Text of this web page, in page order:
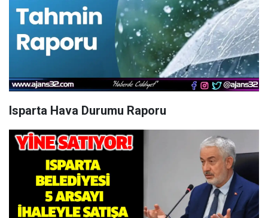
Isparta Hava Durumu Raporu